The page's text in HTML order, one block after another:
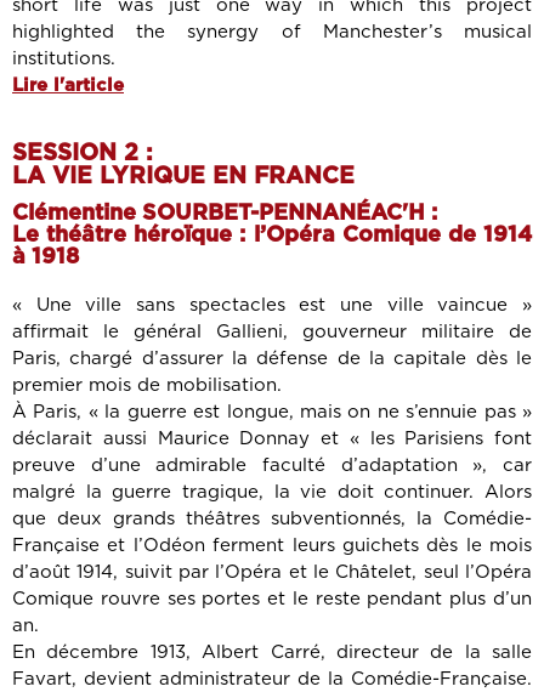
short life was just one way in which this project
highlighted the synergy of Manchester’s musical
institutions.
Lire l'article
SESSION 2 :
LA VIE LYRIQUE EN FRANCE
Clémentine SOURBET-PENNANÉAC'H :
Le théâtre héroïque : l’Opéra Comique de 1914
à 1918
« Une ville sans spectacles est une ville vaincue »
affirmait le général Gallieni, gouverneur militaire de
Paris, chargé d’assurer la défense de la capitale dès le
premier mois de mobilisation.
À Paris, « la guerre est longue, mais on ne s’ennuie pas »
déclarait aussi Maurice Donnay et « les Parisiens font
preuve d’une admirable faculté d’adaptation », car
malgré la guerre tragique, la vie doit continuer. Alors
que deux grands théâtres subventionnés, la Comédie-
Française et l’Odéon ferment leurs guichets dès le mois
d’août 1914, suivit par l’Opéra et le Châtelet, seul l’Opéra
Comique rouvre ses portes et le reste pendant plus d’un
an.
En décembre 1913, Albert Carré, directeur de la salle
Favart, devient administrateur de la Comédie-Française.